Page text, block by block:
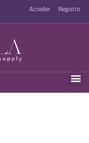
Acceder Registro